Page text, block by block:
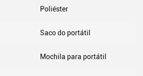
Poliéster
Saco do portátil
Mochila para portátil